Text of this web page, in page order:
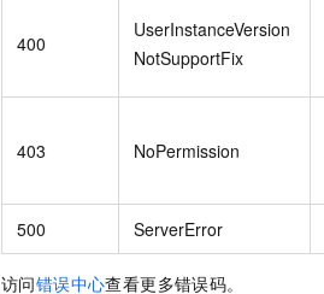
400
UserInstanceVersion
NotSupportFix
403 NoPermission
500 ServerError
访问错误中心查看更多错误码。